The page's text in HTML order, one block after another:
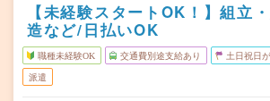
【未経験スタートOK！】組立
造など/日払いOK
職種未経験OK 交通費別途支給あり 土日祝日
派遣